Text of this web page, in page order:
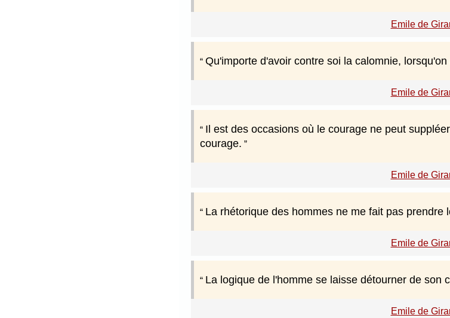
Emile de
Qu'importe d'avoir contre soi la calomnie,
Emile de
Il est des occasions où le courage ne peut
courage.
Emile de
La rhétorique des hommes ne me fait pas prendre
Emile de
La logique de l'homme se laisse détourner de son
Emile de